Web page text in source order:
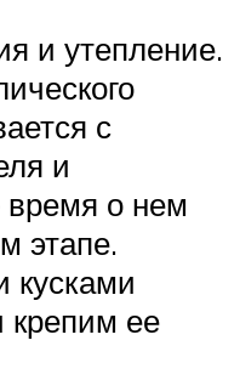
и утепление.
с
и
время о нем
этапе.
крепим ее